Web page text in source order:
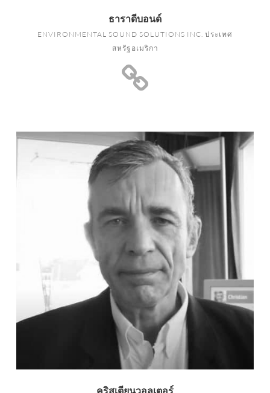
ธาราดีบอนด์
ENVIRONMENTAL SOUND SOLUTIONS INC. ประเทศ
สหรัฐอเมริกา
คริสเตียนวอลเตอร์